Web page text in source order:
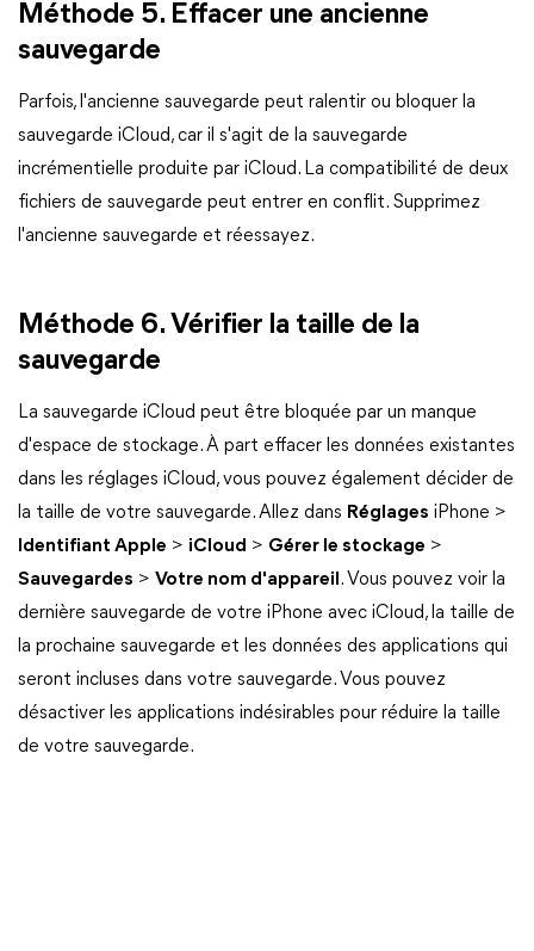
Méthode 5. Effacer une ancienne
sauvegarde
Parfois, l'ancienne sauvegarde peut ralentir ou bloquer la
sauvegarde iCloud, car il s'agit de la sauvegarde
incrémentielle produite par iCloud. La compatibilité de deux
fichiers de sauvegarde peut entrer en conflit. Supprimez
l'ancienne sauvegarde et réessayez.
Méthode 6. Vérifier la taille de la
sauvegarde
La sauvegarde iCloud peut être bloquée par un manque
d'espace de stockage. À part effacer les données existantes
dans les réglages iCloud, vous pouvez également décider de
la taille de votre sauvegarde. Allez dans Réglages iPhone >
Identifiant Apple > iCloud > Gérer le stockage >
Sauvegardes > Votre nom d'appareil . Vous pouvez voir la
dernière sauvegarde de votre iPhone avec iCloud, la taille de
la prochaine sauvegarde et les données des applications qui
seront incluses dans votre sauvegarde. Vous pouvez
désactiver les applications indésirables pour réduire la taille
de votre sauvegarde.